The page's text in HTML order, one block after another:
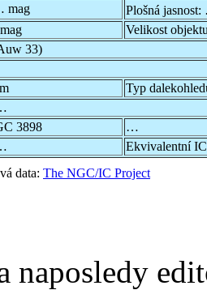
mag Plošná jasnost:
Velikost
33)
Typ
3898
…
Ekvivalentní
data: The NGC/IC Project
naposledy